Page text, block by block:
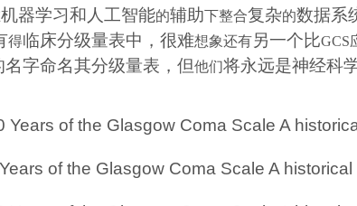
机器学习和人工智能的辅助下整合复杂的数据系
得临床分级量表中，很难想象还有另一个比GCS
字命名其分级量表，但他们将永远是神经科